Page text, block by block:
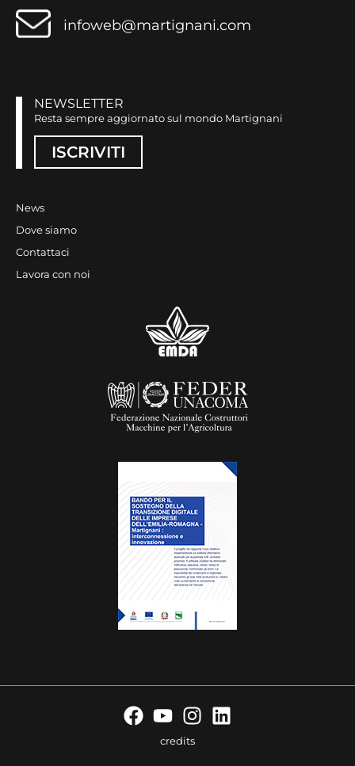
infoweb@martignani.com
NEWSLETTER
Resta sempre aggiornato sul mondo Martignani
ISCRIVITI
News
Dove siamo
Contattaci
Lavora con noi
credits